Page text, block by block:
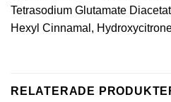
Tetrasodium Glutamate
Hexyl Cinnamal,
RELATERADE